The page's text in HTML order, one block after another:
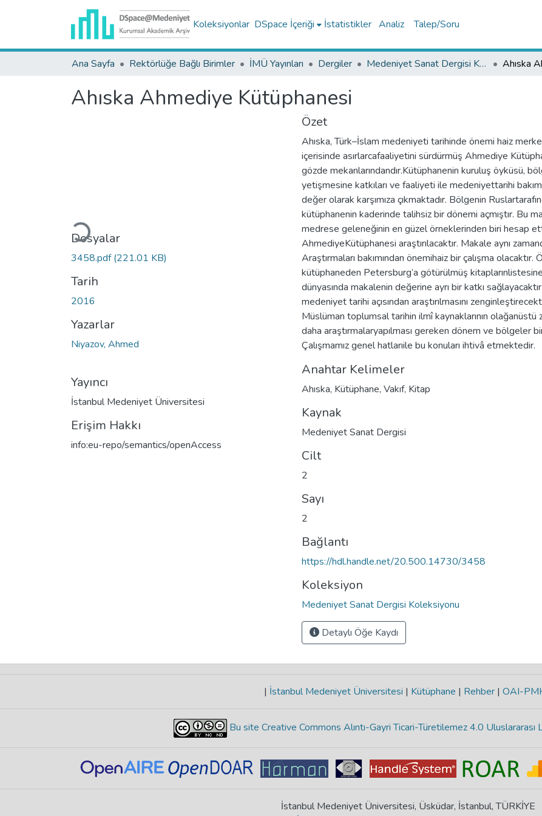
Koleksiyonlar DSpace İçeriği İstatistikler Analiz Talep/Soru
Ana Sayfa Rektörlüğe Bağlı Birimler İMÜ Yayınları Dergiler Medeniyet Sanat Dergisi Koleksiyonu
Ahıska Ahmediye Kütüphanesi
Yükleniyor...
Dosyalar
3458.pdf(221.01 KB)
Tarih
2016
Yazarlar
Niyazov, Ahmed
Yayıncı
İstanbul Medeniyet Üniversitesi
Erişim Hakkı
info:eu-repo/semantics/openAccess
Özet
Ahıska, Türk–İslam medeniyeti tarihinde önemi haiz
içerisinde asırlarcafaaliyetini sürdürmüş Ahmediye
gözde mekanlarındandır.Kütüphanenin kuruluş öyküsü,
yetişmesine katkıları ve faaliyeti ile medeniyettarihi
değer olarak karşımıza çıkmaktadır. Bölgenin
kütüphanenin kaderinde talihsiz bir dönemi açmıştır. Bu
medrese geleneğinin en güzel örneklerinden biri hesap
AhmediyeKütüphanesi araştırılacaktır. Makale aynı
Araştırmaları bakımından önemihaiz bir çalışma olacaktır.
kütüphaneden Petersburg’a götürülmüş
dünyasında makalenin değerine ayrı bir katkı
medeniyet tarihi açısından araştırılmasını
Müslüman toplumsal tarihin ilmî kaynaklarının olağanüstü
daha araştırmalaryapılması gereken dönem ve bölgeler
Çalışmamız genel hatlarıile bu konuları ihtivâ etmektedir.
Anahtar Kelimeler
Ahıska, Kütüphane, Vakıf, Kitap
Kaynak
Medeniyet Sanat Dergisi
Cilt
2
Sayı
2
Bağlantı
https://hdl.handle.net/20.500.14730/3458
Koleksiyon
Medeniyet Sanat Dergisi Koleksiyonu
Detaylı Öğe Kaydı
| İstanbul Medeniyet Üniversitesi | Kütüphane | Rehber | OAI-
Bu site Creative Commons Alıntı-Gayri Ticari-Türetilemez 4.0 Uluslararası
İstanbul Medeniyet Üniversitesi, Üsküdar, İstanbul, TÜRKİYE